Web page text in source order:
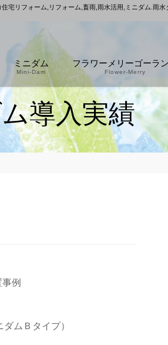
宅リフォーム,リフォーム,畜雨,雨水活用,ミニダム.雨
ミニダム
Mini-Dam
フラワーメリーゴーラ
Flower-Merry
導入実績
例
ムＢタイプ）